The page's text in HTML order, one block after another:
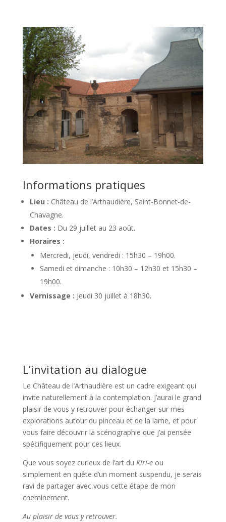
Informations pratiques
Lieu : Château de l’Arthaudière, Saint-Bonnet-de-
Chavagne.
Dates : Du 29 juillet au 23 août.
Horaires :
Mercredi, jeudi, vendredi : 15h30 – 19h00.
Samedi et dimanche : 10h30 – 12h30 et 15h30 –
19h00.
Vernissage : Jeudi 30 juillet à 18h30.
L’invitation au dialogue
Le Château de l’Arthaudière est un cadre exigeant qui
invite naturellement à la contemplation. J’aurai le grand
plaisir de vous y retrouver pour échanger sur mes
explorations autour du pinceau et de la lame, et pour
vous faire découvrir la scénographie que j’ai pensée
spécifiquement pour ces lieux.
Que vous soyez curieux de l’art du Kiri-eou
simplement en quête d’un moment suspendu, je serais
ravi de partager avec vous cette étape de mon
cheminement.
Au plaisir de vous y retrouver.